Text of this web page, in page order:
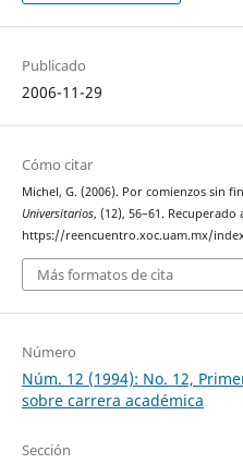
Publicado
2006-11-29
Cómo citar
Michel, G. (2006). Por comienzos sin
Universitarios, (12), 56–61.
https://reencuentro.xoc.uam.mx/
Más formatos de cita
Número
Núm. 12 (1994): No. 12,
sobre carrera académica
Sección